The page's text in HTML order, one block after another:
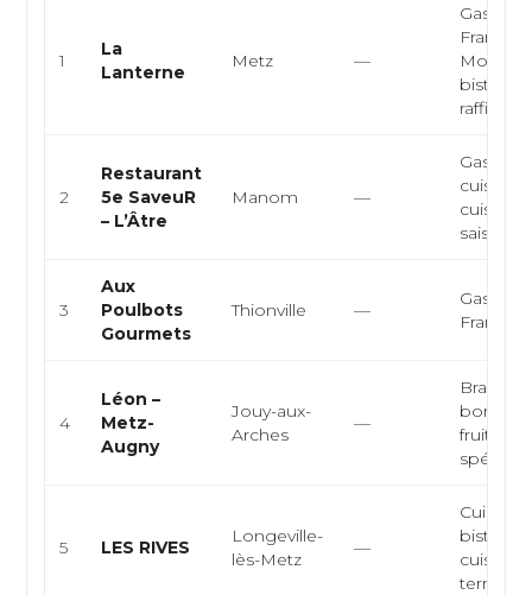
1
La
Lanterne
Metz —
raffinée...
2
Restaurant
5e SaveuR
– L’Âtre
Manom —
cuisine
cuisine
saison,
3
Aux
Poulbots
Gourmets
Thionville —
4
Léon –
Metz-
Augny
Jouy-aux-
Arches
—
bord de
fruits de
5 LES RIVES
Longeville-
lès-Metz
—
Cuisine
cuisine
terre et